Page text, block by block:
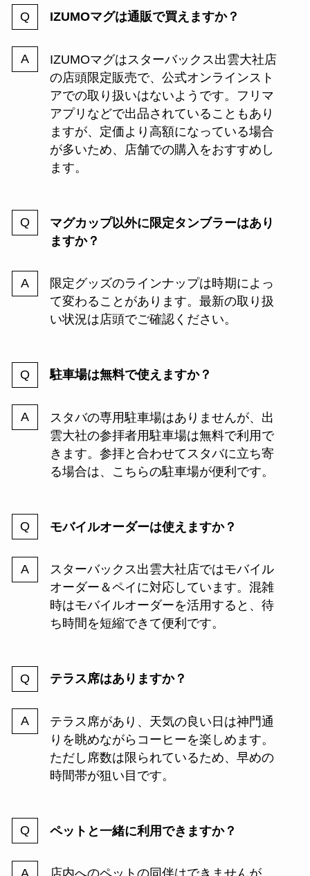
IZUMOマグは通販で買えますか？
IZUMOマグはスターバックス出雲大社店
の店頭限定販売で、公式オンラインスト
アでの取り扱いはないようです。フリマ
アプリなどで出品されていることもあり
ますが、定価より高額になっている場合
が多いため、店舗での購入をおすすめし
ます。
マグカップ以外に限定タンブラーはあり
ますか？
限定グッズのラインナップは時期によっ
て変わることがあります。最新の取り扱
い状況は店頭でご確認ください。
駐車場は無料で使えますか？
スタバの専用駐車場はありませんが、出
雲大社の参拝者用駐車場は無料で利用で
きます。参拝と合わせてスタバに立ち寄
る場合は、こちらの駐車場が便利です。
モバイルオーダーは使えますか？
スターバックス出雲大社店ではモバイル
オーダー＆ペイに対応しています。混雑
時はモバイルオーダーを活用すると、待
ち時間を短縮できて便利です。
テラス席はありますか？
テラス席があり、天気の良い日は神門通
りを眺めながらコーヒーを楽しめます。
ただし席数は限られているため、早めの
時間帯が狙い目です。
ペットと一緒に利用できますか？